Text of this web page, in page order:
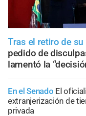
Tras el retiro de
pedido de
lamentó la
En el Senado El
extranjerización de
privada